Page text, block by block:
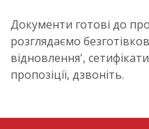
Документи готові до
розглядаємо
відновлення',
пропозіції, дзвоніть.